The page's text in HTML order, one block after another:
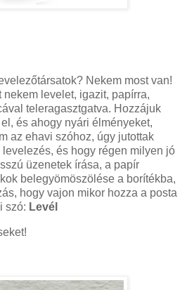
Nekem most van!
nekem levelet, igazit, papírra,
teleragasztgatva. Hozzájuk
és ahogy nyári élményeket,
az ehavi szóhoz, úgy jutottak
és hogy régen milyen jó
üzenetek írása, a papír
belegyömöszölése a borítékba,
hogy vajon mikor hozza a posta
szó: Levél